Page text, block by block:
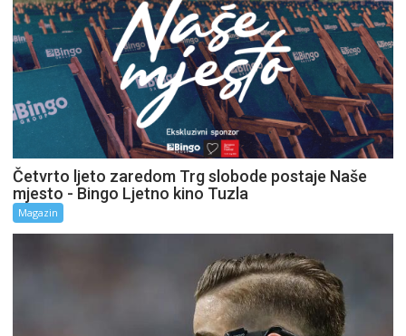
Četvrto ljeto zaredom Trg slobode postaje Naše
mjesto - Bingo Ljetno kino Tuzla
Magazin